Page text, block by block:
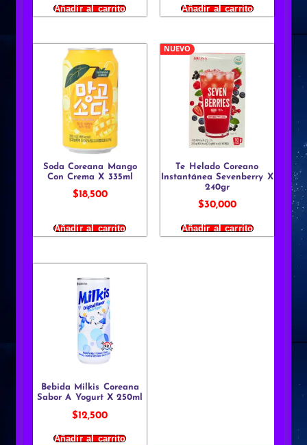
Añadir al carrito Añadir al carrito
Soda Coreana Mango
Con Crema X 335ml
$18,500
Añadir al carrito
NUEVO
Te Helado Coreano
Instantánea Sevenberry X
240gr
$30,000
Añadir al carrito
Bebida Milkis Coreana
Sabor A Yogurt X 250ml
$12,500
Añadir al carrito